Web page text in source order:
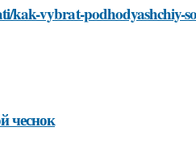
kak-vybrat-podhodyashchiy-
чеснок